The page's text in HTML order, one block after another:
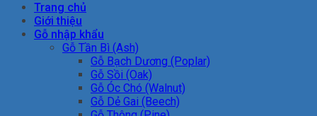
Trang chủ
Giới thiệu
Gỗ nhập khẩu
Gỗ Tần Bì (Ash)
Gỗ Bạch Dương (Poplar)
Gỗ Sồi (Oak)
Gỗ Óc Chó (Walnut)
Gỗ Dẻ Gai (Beech)